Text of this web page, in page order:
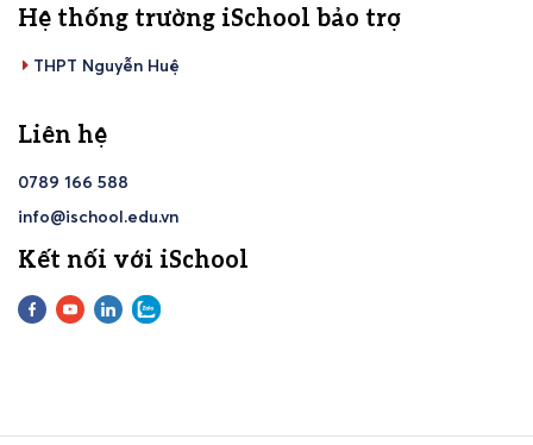
Hệ thống trường iSchool bảo trợ
THPT Nguyễn Huệ
Liên hệ
0789 166 588
info@ischool.edu.vn
Kết nối với iSchool